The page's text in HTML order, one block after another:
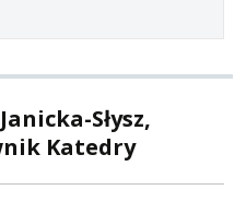
Słysz,
Katedry